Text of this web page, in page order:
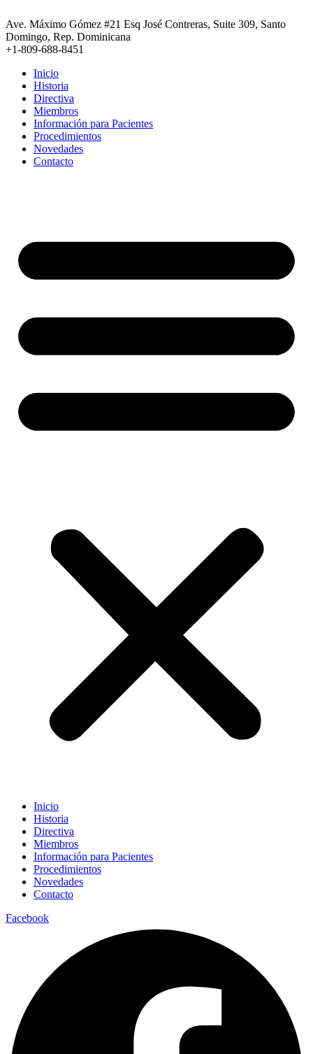
al
contenido
Ave. Máximo Gómez #21 Esq José Contreras, Suite 309, Santo
Domingo, Rep. Dominicana
+1-809-688-8451
Inicio
Historia
Directiva
Miembros
Información para Pacientes
Procedimientos
Novedades
Contacto
Inicio
Historia
Directiva
Miembros
Información para Pacientes
Procedimientos
Novedades
Contacto
Facebook